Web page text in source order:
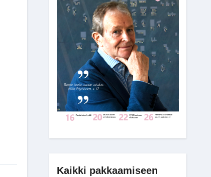
Kaikki pakkaamiseen